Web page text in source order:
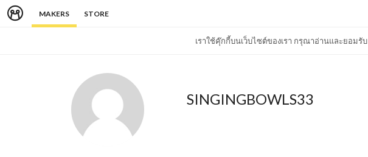
MAKERS STORE
เราใช้คุ๊กกี้บนเว็บไซต์ของเรา กรุณาอ่านและยอมรับ
SINGINGBOWLS33